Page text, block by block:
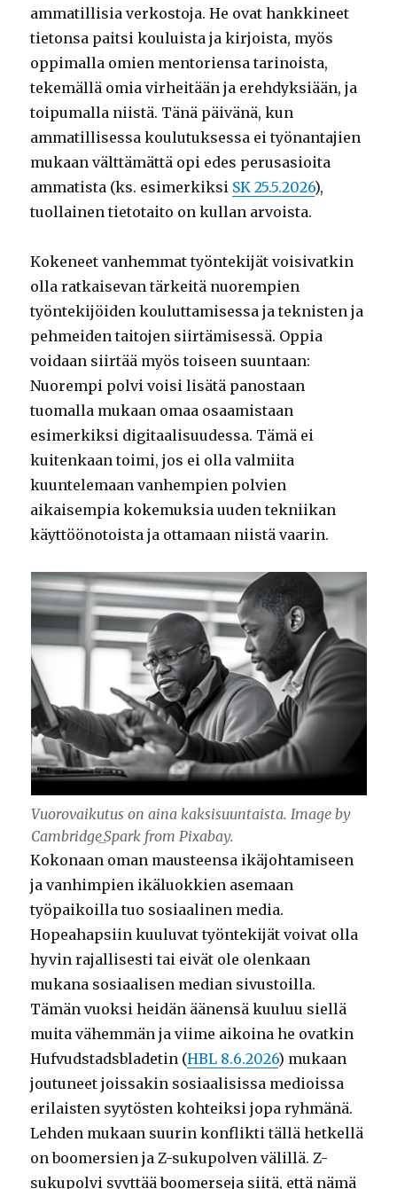
ammatillisia verkostoja. He ovat hankkineet
tietonsa paitsi kouluista ja kirjoista, myös
oppimalla omien mentoriensa tarinoista,
tekemällä omia virheitään ja erehdyksiään, ja
toipumalla niistä. Tänä päivänä, kun
ammatillisessa koulutuksessa ei työnantajien
mukaan välttämättä opi edes perusasioita
ammatista (ks. esimerkiksi SK 25.5.2026),
tuollainen tietotaito on kullan arvoista.
Kokeneet vanhemmat työntekijät voisivatkin
olla ratkaisevan tärkeitä nuorempien
työntekijöiden kouluttamisessa ja teknisten ja
pehmeiden taitojen siirtämisessä. Oppia
voidaan siirtää myös toiseen suuntaan:
Nuorempi polvi voisi lisätä panostaan
tuomalla mukaan omaa osaamistaan
esimerkiksi digitaalisuudessa. Tämä ei
kuitenkaan toimi, jos ei olla valmiita
kuuntelemaan vanhempien polvien
aikaisempia kokemuksia uuden tekniikan
käyttöönotoista ja ottamaan niistä vaarin.
Vuorovaikutus on aina kaksisuuntaista. Image by
Cambridge_Spark from Pixabay.
Kokonaan oman mausteensa ikäjohtamiseen
ja vanhimpien ikäluokkien asemaan
työpaikoilla tuo sosiaalinen media.
Hopeahapsiin kuuluvat työntekijät voivat olla
hyvin rajallisesti tai eivät ole olenkaan
mukana sosiaalisen median sivustoilla.
Tämän vuoksi heidän äänensä kuuluu siellä
muita vähemmän ja viime aikoina he ovatkin
Hufvudstadsbladetin (HBL 8.6.2026) mukaan
joutuneet joissakin sosiaalisissa medioissa
erilaisten syytösten kohteiksi jopa ryhmänä.
Lehden mukaan suurin konflikti tällä hetkellä
on boomersien ja Z-sukupolven välillä. Z-
sukupolvi syyttää boomerseja siitä, että nämä